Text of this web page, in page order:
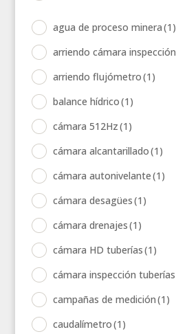
agua de proceso minera(1)
arriendo cámara inspección
arriendo flujómetro(1)
balance hídrico(1)
cámara 512Hz(1)
cámara alcantarillado(1)
cámara autonivelante(1)
cámara desagües(1)
cámara drenajes(1)
cámara HD tuberías(1)
cámara inspección tuberías
campañas de medición(1)
caudalímetro(1)